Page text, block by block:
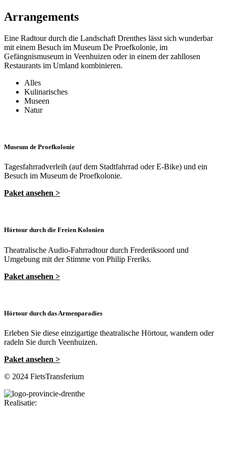
Arrangements
Eine Radtour durch die Landschaft Drenthes lässt sich wunderbar
mit einem Besuch im Museum De Proefkolonie, im
Gefängnismuseum in Veenhuizen oder in einem der zahllosen
Restaurants im Umland kombinieren.
Alles
Kulinarisches
Museen
Natur
Museum de Proefkolonie
Tagesfahrradverleih (auf dem Stadtfahrrad oder E-Bike) und ein
Besuch im Museum de Proefkolonie.
Paket ansehen >
Hörtour durch die Freien Kolonien
Theatralische Audio-Fahrradtour durch Frederiksoord und
Umgebung mit der Stimme von Philip Freriks.
Paket ansehen >
Hörtour durch das Armenparadies
Erleben Sie diese einzigartige theatralische Hörtour, wandern oder
radeln Sie durch Veenhuizen.
Paket ansehen >
© 2024 FietsTransferium
Realisatie: